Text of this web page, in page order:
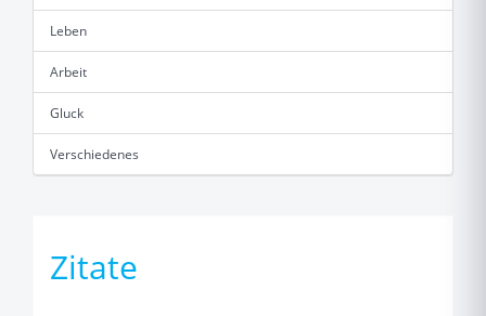
Leben
Arbeit
Gluck
Verschiedenes
Zitate